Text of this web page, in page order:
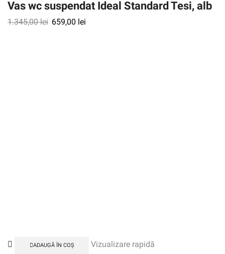
Vas wc suspendat Ideal Standard Tesi, alb
1.345,00lei 659,00 lei
ADAUGĂ ÎN COȘ Vizualizare rapidă